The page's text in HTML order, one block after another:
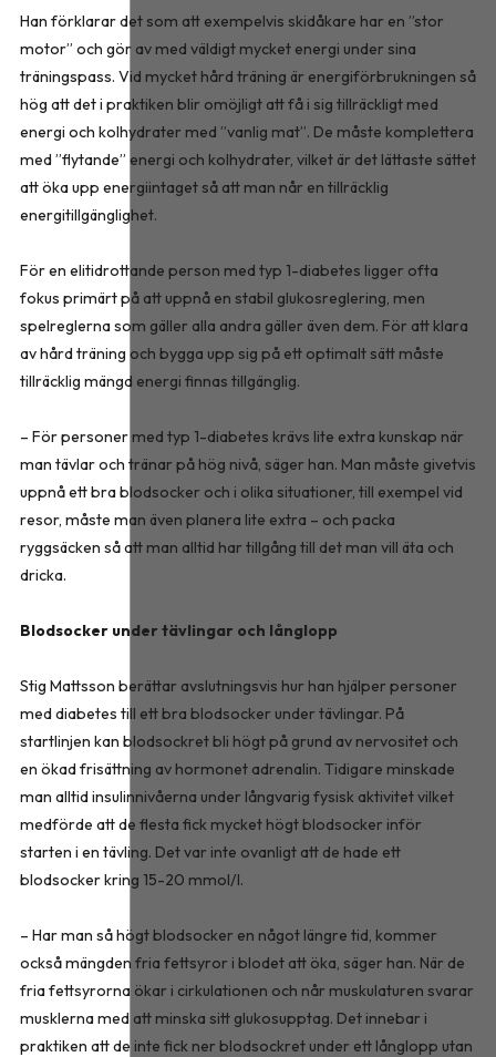
Han förklarar det som att exempelvis skidåkare har en ”stor
motor” och gör av med väldigt mycket energi under sina
träningspass. Vid mycket hård träning är energiförbrukningen så
hög att det i praktiken blir omöjligt att få i sig tillräckligt med
energi och kolhydrater med ”vanlig mat”. De måste komplettera
med ”flytande” energi och kolhydrater, vilket är det lättaste sättet
att öka upp energiintaget så att man når en tillräcklig
energitillgänglighet.
För en elitidrottande person med typ 1-diabetes ligger ofta
fokus primärt på att uppnå en stabil glukosreglering, men
spelreglerna som gäller alla andra gäller även dem. För att klara
av hård träning och bygga upp sig på ett optimalt sätt måste
tillräcklig mängd energi finnas tillgänglig.
– För personer med typ 1-diabetes krävs lite extra kunskap när
man tävlar och tränar på hög nivå, säger han. Man måste givetvis
uppnå ett bra blodsocker och i olika situationer, till exempel vid
resor, måste man även planera lite extra – och packa
ryggsäcken så att man alltid har tillgång till det man vill äta och
dricka.
Blodsocker under tävlingar och långlopp
Stig Mattsson berättar avslutningsvis hur han hjälper personer
med diabetes till ett bra blodsocker under tävlingar. På
startlinjen kan blodsockret bli högt på grund av nervositet och
en ökad frisättning av hormonet adrenalin. Tidigare minskade
man alltid insulinnivåerna under långvarig fysisk aktivitet vilket
medförde att de flesta fick mycket högt blodsocker inför
starten i en tävling. Det var inte ovanligt att de hade ett
blodsocker kring 15-20 mmol/l.
– Har man så högt blodsocker en något längre tid, kommer
också mängden fria fettsyror i blodet att öka, säger han. När de
fria fettsyrorna ökar i cirkulationen och når muskulaturen svarar
musklerna med att minska sitt glukosupptag. Det innebar i
praktiken att de inte fick ner blodsockret under ett långlopp utan